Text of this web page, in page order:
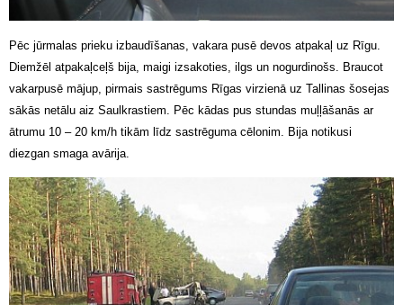
Pēc jūrmalas prieku izbaudīšanas, vakara pusē devos atpakaļ uz Rīgu.
Diemžēl atpakaļceļš bija, maigi izsakoties, ilgs un nogurdinošs. Braucot
vakarpusē mājup, pirmais sastrēgums Rīgas virzienā uz Tallinas šosejas
sākās netālu aiz Saulkrastiem. Pēc kādas pus stundas muļļāšanās ar
ātrumu 10 – 20 km/h tikām līdz sastrēguma cēlonim. Bija notikusi
diezgan smaga avārija.